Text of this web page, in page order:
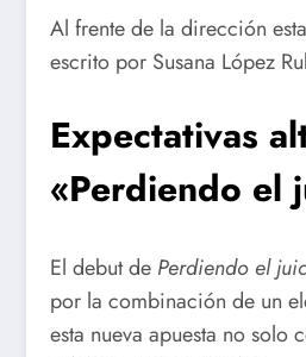
Al frente de la dirección
escrito por Susana López
Expectativas
«Perdiendo el
El debut de Perdiendo el
por la combinación de un
esta nueva apuesta no